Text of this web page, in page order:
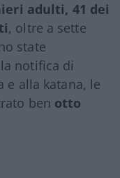
adulti, 41 dei
, oltre a sette
state
notifica di
e alla katana, le
ben otto